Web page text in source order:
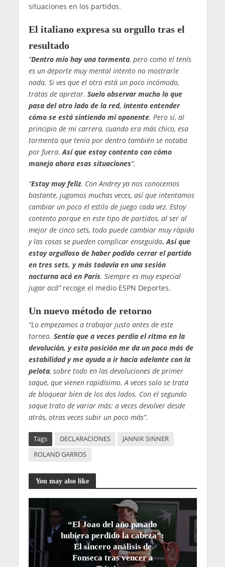
situaciones en los partidos.
El italiano expresa su orgullo tras el
resultado
“Dentro mío hay una tormenta, pero como el tenis
es un deporte muy mental intento no mostrarle
nada. Si ves que el otro está un poco incómodo,
tratas de apretar. Suelo observar mucho lo que
pasa del otro lado de la red, intento entender
cómo se está sintiendo mi oponente. Pero sí, al
principio de mi carrera, cuando era más chico, esa
tormenta que tenía por dentro también se notaba
por fuera. Así que estoy contento con cómo
manejo ahora esas situaciones“.
“Estoy muy feliz. Con Andrey ya nos conocemos
bastante, jugamos muchas veces, así que intentamos
cambiar un poco el estilo de juego cada vez. Estoy
contento porque en este tipo de partidos, al ser al
mejor de cinco sets, todo puede cambiar muy rápido
y las cosas se pueden complicar enseguida. Así que
estoy orgulloso de haber podido cerrar el partido
en tres sets, y más todavía en una sesión
nocturna acá en París. Siempre es muy especial
jugar acá” recoge el medio ESPN Deportes.
Un nuevo método de retorno
“Lo empezamos a trabajar justo antes de este
torneo. Sentía que a veces perdía el ritmo en la
devolución, y esta posición me da un poco más de
estabilidad y me ayuda a ir hacia adelante con la
pelota, sobre todo en las devoluciones de primer
saque, que vienen rapidísimo. A veces solo se trata
de bloquear bien de los dos lados. Con el segundo
saque trato de variar más: a veces devolver desde
atrás, otras veces subir un poco más”.
Tags DECLARACIONES
JANNIK SINNER
ROLAND GARROS
You may also like
“El Joao del año pasado
hubiera perdido la cabeza”:
El sincero análisis de
Fonseca tras vencer a